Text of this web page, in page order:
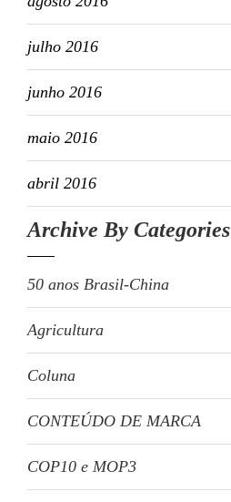
julho 2016
junho 2016
maio 2016
abril 2016
Archive By Categories
50 anos Brasil-China
Agricultura
Coluna
CONTEÚDO DE MARCA
COP10 e MOP3